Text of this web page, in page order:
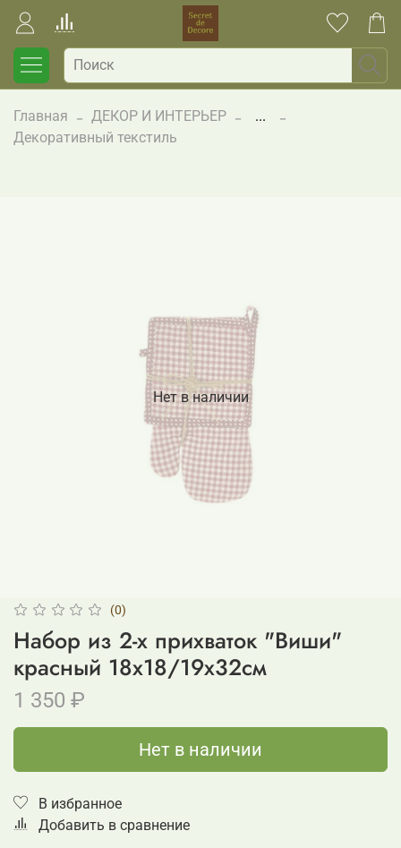
Главная ДЕКОР И ИНТЕРЬЕР
...
Декоративный текстиль
Нет в наличии
(0)
Набор из 2-х прихваток "Виши"
красный 18x18/19x32см
1 350 ₽
Нет в наличии
В избранное
Добавить в сравнение